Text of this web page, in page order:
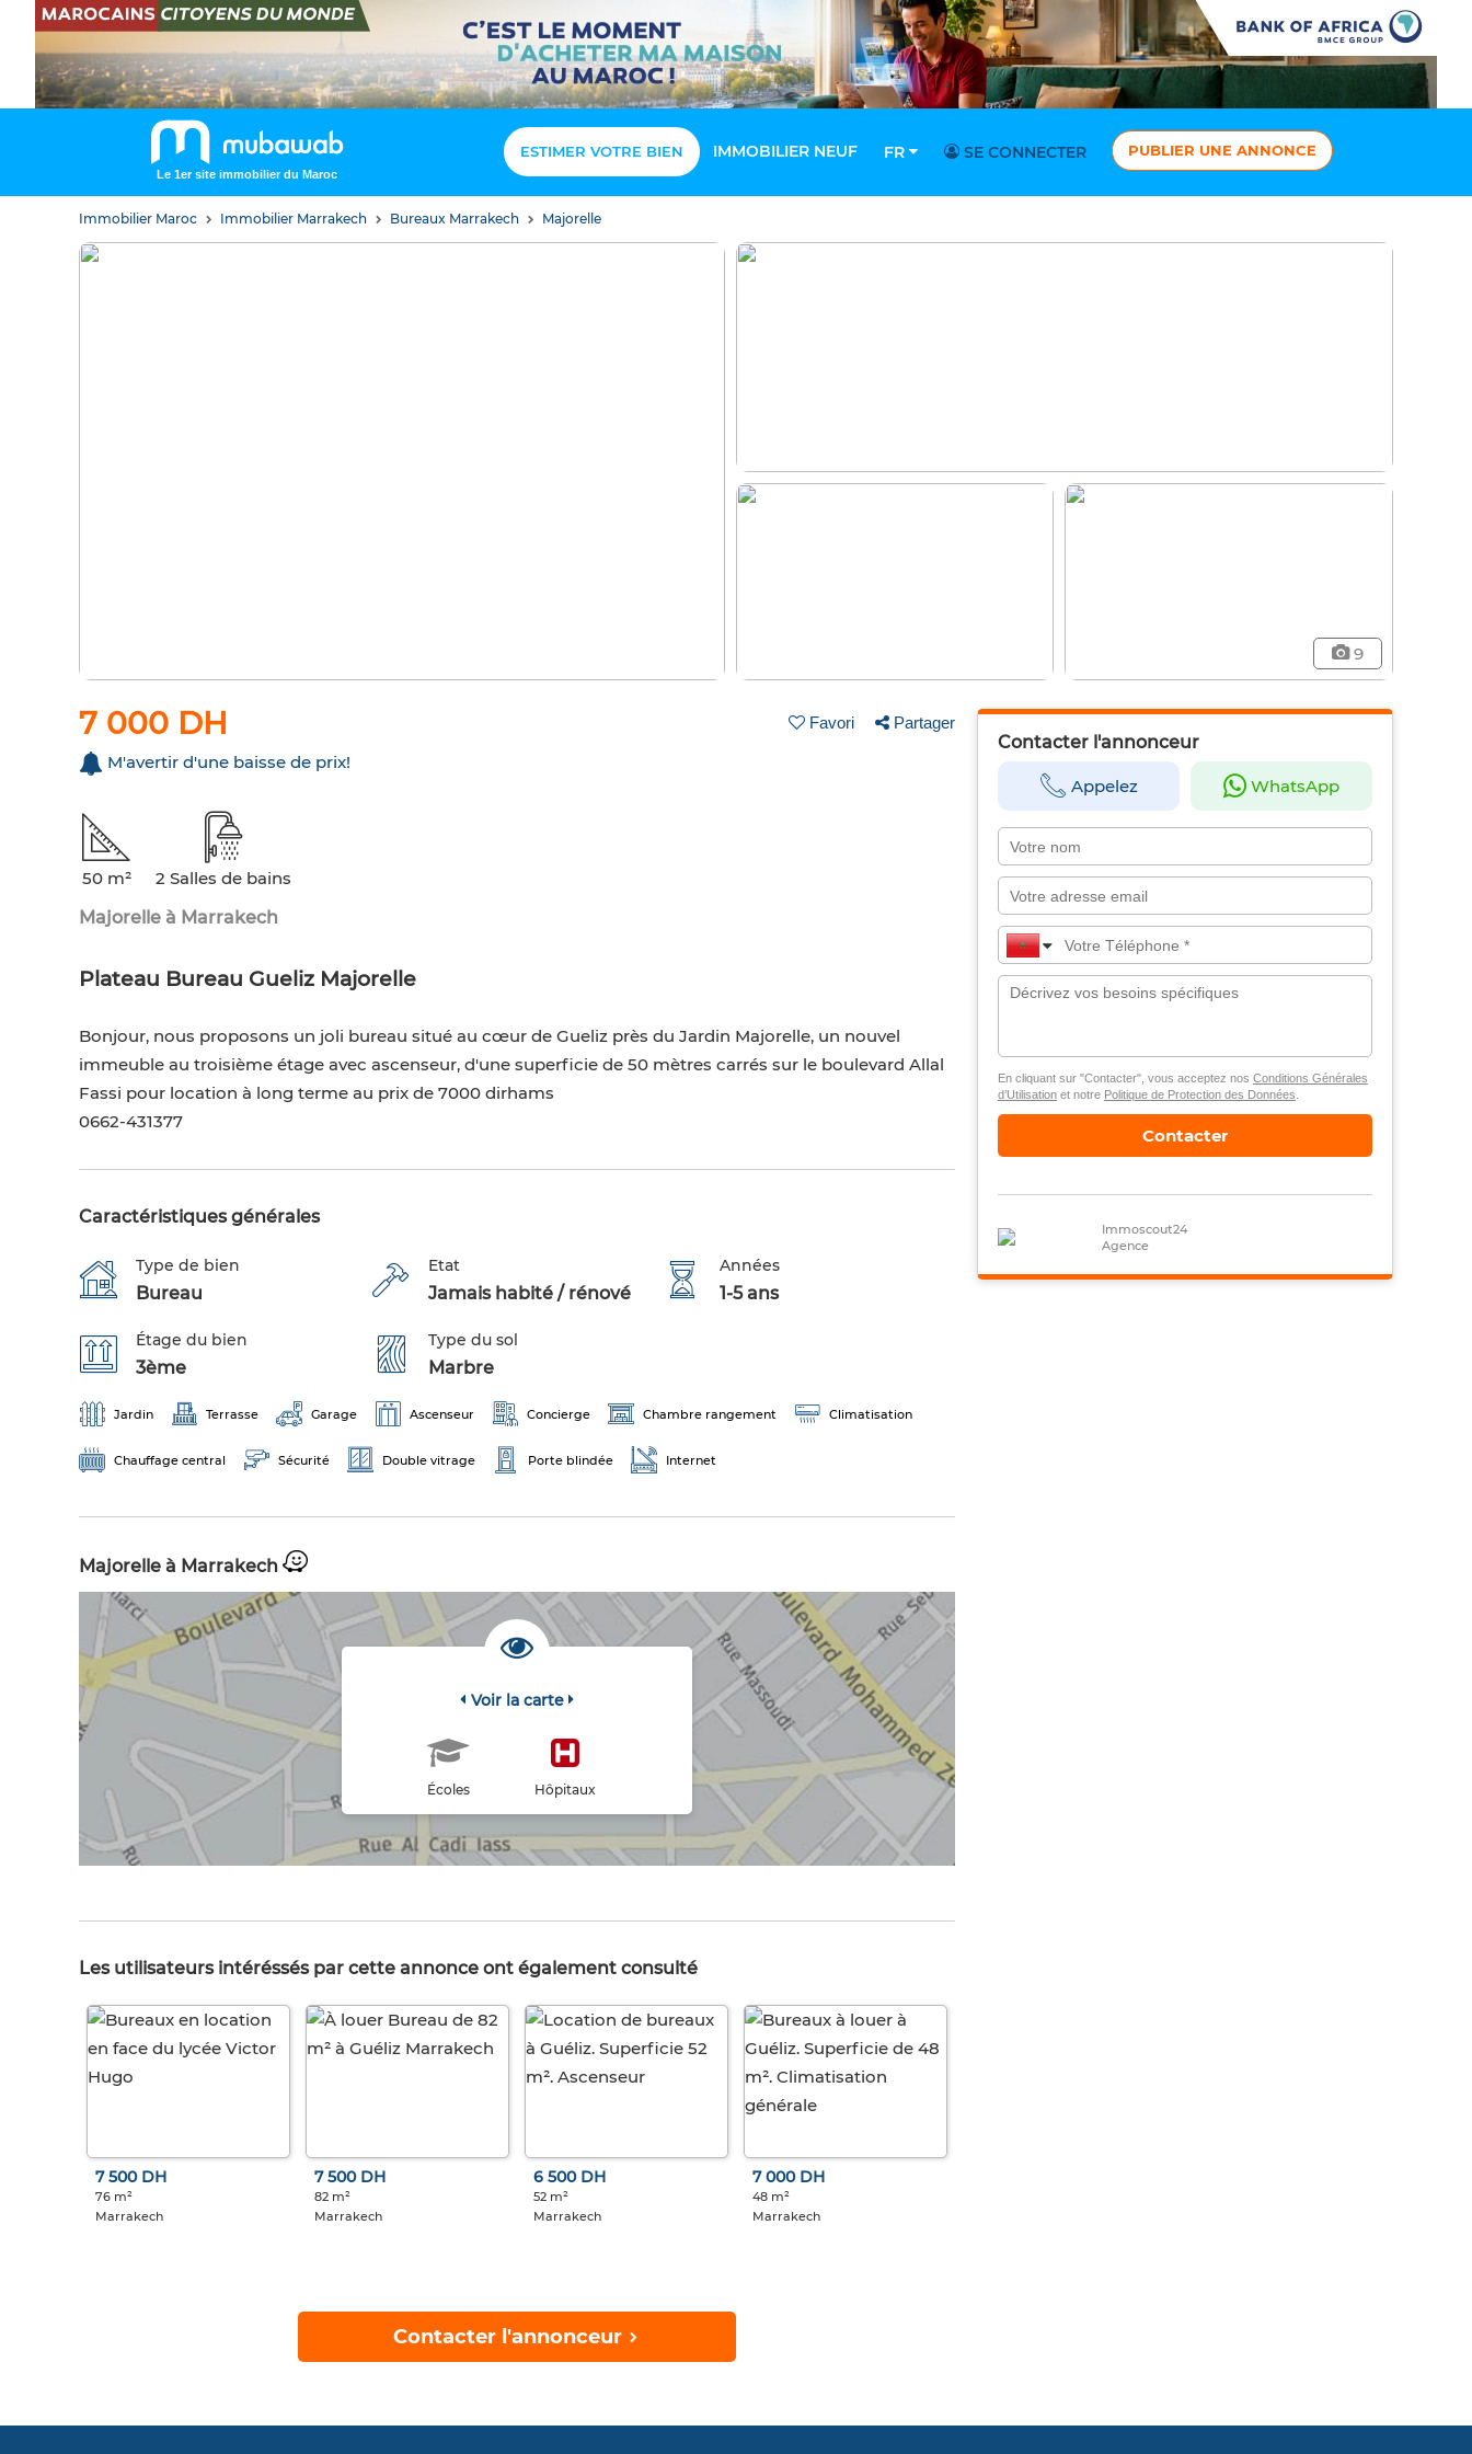
Le 1er site immobilier du Maroc
ESTIMER VOTRE BIEN IMMOBILIER NEUF FR SE CONNECTER PUBLIER UNE ANNONCE
Immobilier Maroc Immobilier Marrakech Bureaux Marrakech Majorelle
9
7 000 DH Favori Partager
M'avertir d'une baisse de prix!
50 m²
2 Salles de bains
Majorelle à Marrakech
Plateau Bureau Gueliz Majorelle
Bonjour, nous proposons un joli bureau situé au cœur de Gueliz près du Jardin Majorelle, un nouvel
immeuble au troisième étage avec ascenseur, d'une superficie de 50 mètres carrés sur le boulevard Allal
Fassi pour location à long terme au prix de 7000 dirhams
0662-431377
Caractéristiques générales
Type de bien
Bureau
Etat
Jamais habité / rénové
Années
1-5 ans
Étage du bien
3ème
Type du sol
Marbre
Jardin Terrasse Garage Ascenseur Concierge Chambre rangement Climatisation
Chauffage central Sécurité Double vitrage Porte blindée Internet
Majorelle à Marrakech
Voir la carte
Écoles Hôpitaux
Les utilisateurs intéréssés par cette annonce ont également consulté
7 500 DH
76 m²
Marrakech
7 500 DH
82 m²
Marrakech
6 500 DH
52 m²
Marrakech
7 000 DH
48 m²
Marrakech
Contacter l'annonceur
Contacter l'annonceur
Appelez WhatsApp
En cliquant sur "Contacter", vous acceptez nos Conditions Générales
d’Utilisationet notre Politique de Protection des Données
Contacter
Immoscout24
Agence